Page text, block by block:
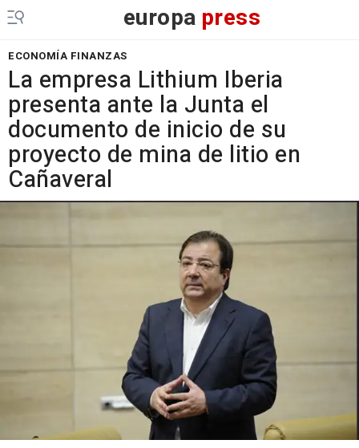
europa press
ECONOMÍA FINANZAS
La empresa Lithium Iberia
presenta ante la Junta el
documento de inicio de su
proyecto de mina de litio en
Cañaveral